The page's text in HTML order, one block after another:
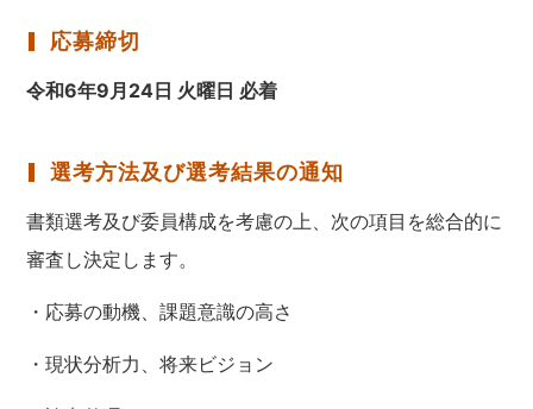
応募締切
令和6年9月24日 火曜日 必着
選考方法及び選考結果の通知
書類選考及び委員構成を考慮の上、次の項目を総合的に
審査し決定します。
・応募の動機、課題意識の高さ
・現状分析力、将来ビジョン